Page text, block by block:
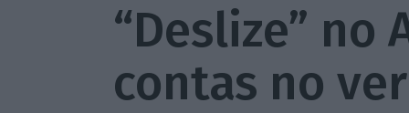
“Deslize” no
contas no